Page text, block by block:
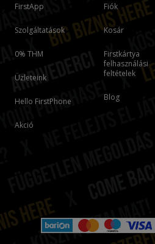
FirstApp
Szolgáltatások
0% THM
Üzleteink
Hello FirstPhone
Akció
Fiók
Kosár
Firstkártya
felhasználási
feltételek
Blog